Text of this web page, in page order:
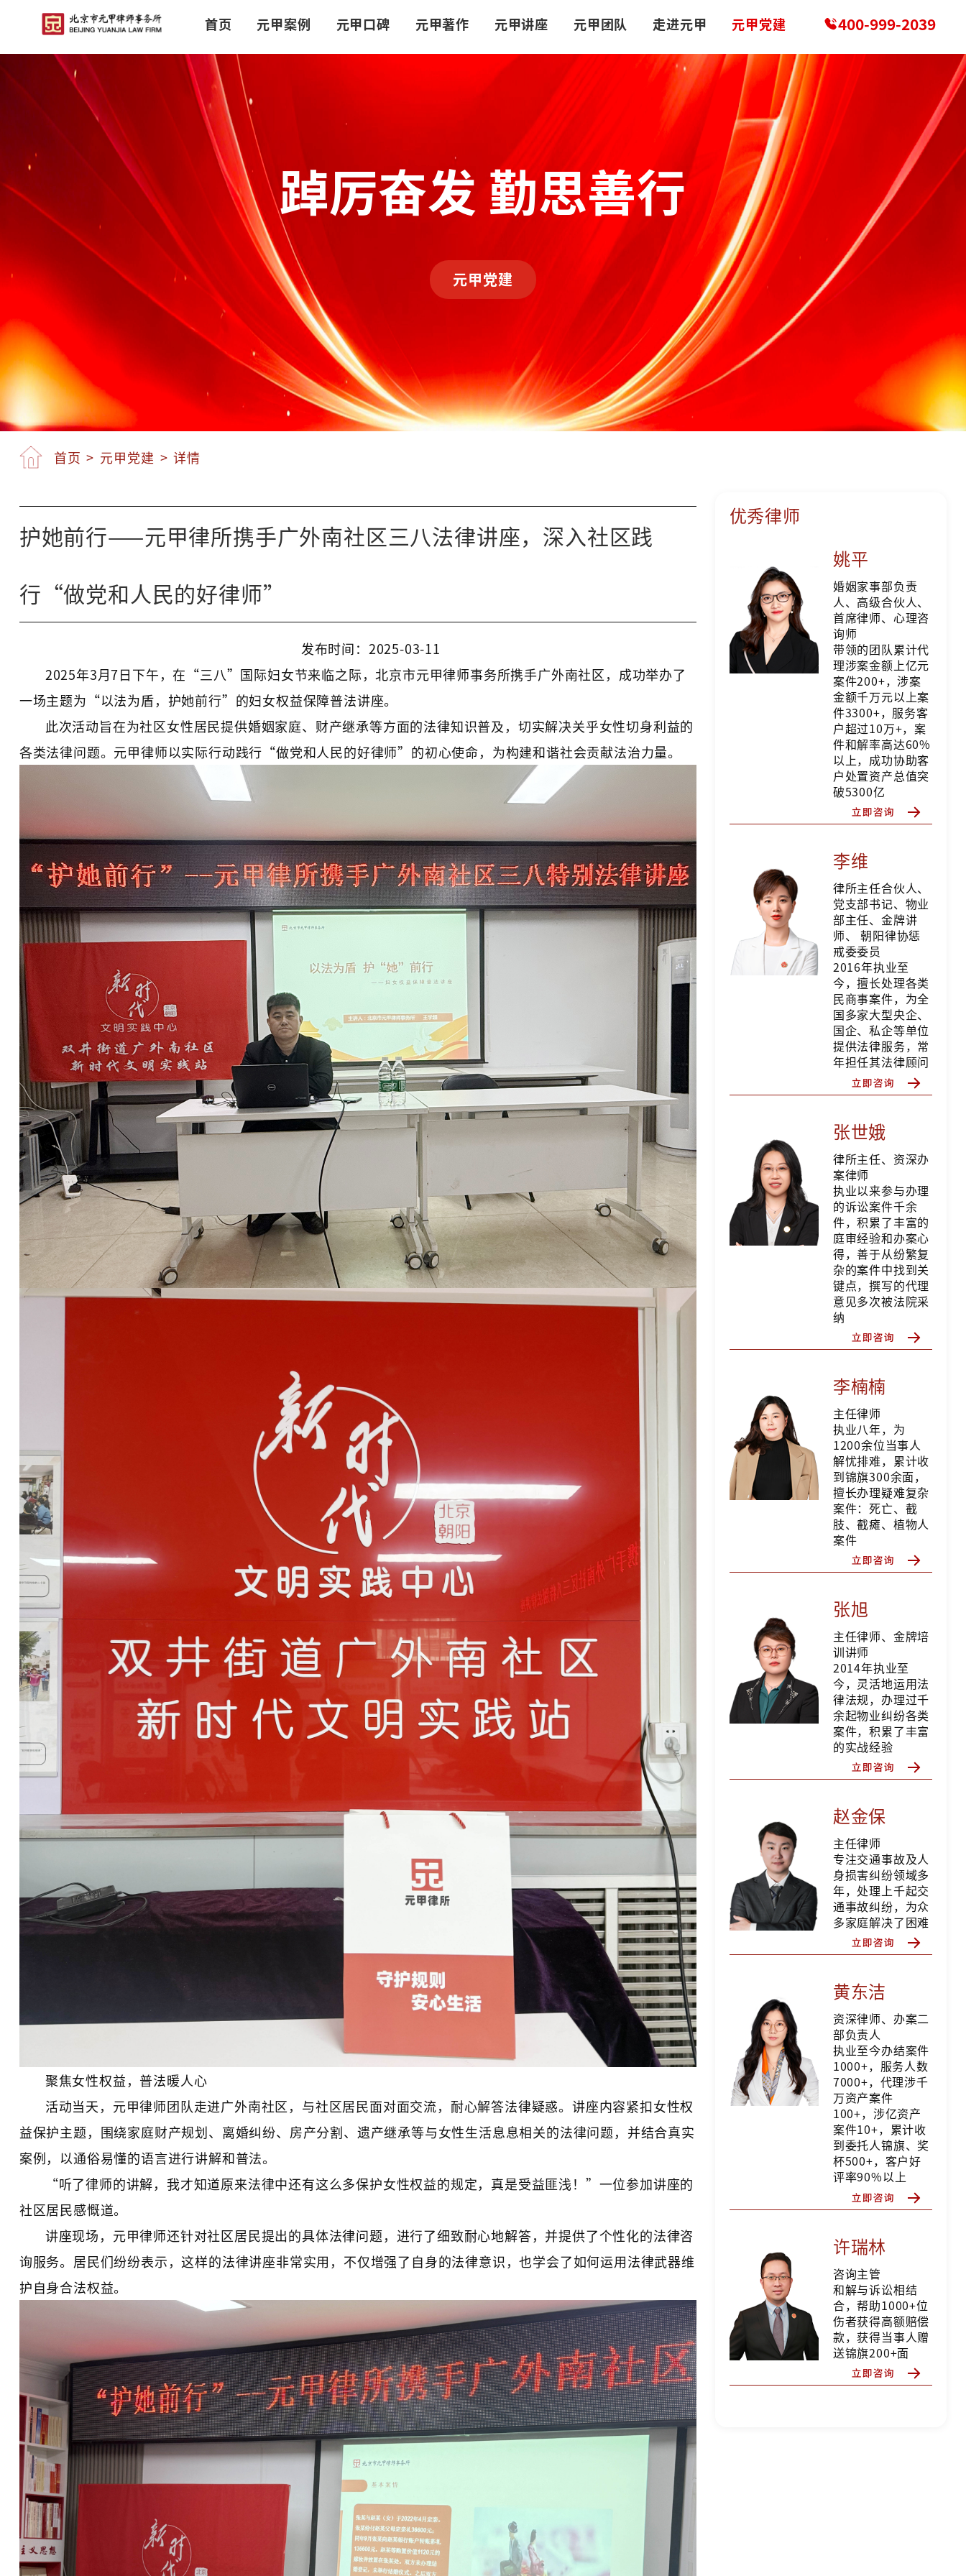
首页 元甲案例 元甲口碑 元甲著作 元甲讲座 元甲团队 走进元甲 元甲党建 400-999-2039
踔厉奋发 勤思善行
元甲党建
首页 > 元甲党建 > 详情
护她前行——元甲律所携手广外南社区三八法律讲座，深入社区践
行“做党和人民的好律师”
发布时间：2025-03-11
2025年3月7日下午，在“三八”国际妇女节来临之际，北京市元甲律师事务所携手广外南社区，成功举办了
一场主题为“以法为盾，护她前行”的妇女权益保障普法讲座。
此次活动旨在为社区女性居民提供婚姻家庭、财产继承等方面的法律知识普及，切实解决关乎女性切身利益的
各类法律问题。元甲律师以实际行动践行“做党和人民的好律师”的初心使命，为构建和谐社会贡献法治力量。
聚焦女性权益，普法暖人心
活动当天，元甲律师团队走进广外南社区，与社区居民面对面交流，耐心解答法律疑惑。讲座内容紧扣女性权
益保护主题，围绕家庭财产规划、离婚纠纷、房产分割、遗产继承等与女性生活息息相关的法律问题，并结合真实
案例，以通俗易懂的语言进行讲解和普法。
“听了律师的讲解，我才知道原来法律中还有这么多保护女性权益的规定，真是受益匪浅！”一位参加讲座的
社区居民感慨道。
讲座现场，元甲律师还针对社区居民提出的具体法律问题，进行了细致耐心地解答，并提供了个性化的法律咨
询服务。居民们纷纷表示，这样的法律讲座非常实用，不仅增强了自身的法律意识，也学会了如何运用法律武器维
护自身合法权益。
优秀律师
姚平
婚姻家事部负责
人、高级合伙人、
首席律师、心理咨
询师
带领的团队累计代
理涉案金额上亿元
案件200+，涉案
金额千万元以上案
件3300+，服务客
户超过10万+，案
件和解率高达60%
以上，成功协助客
户处置资产总值突
破5300亿
李维
律所主任合伙人、
党支部书记、物业
部主任、金牌讲
师、 朝阳律协惩
戒委委员
2016年执业至
今，擅长处理各类
民商事案件，为全
国多家大型央企、
国企、私企等单位
提供法律服务，常
年担任其法律顾问
张世娥
律所主任、资深办
案律师
执业以来参与办理
的诉讼案件千余
件，积累了丰富的
庭审经验和办案心
得，善于从纷繁复
杂的案件中找到关
键点，撰写的代理
意见多次被法院采
纳
李楠楠
主任律师
执业八年，为
1200余位当事人
解忧排难，累计收
到锦旗300余面，
擅长办理疑难复杂
案件：死亡、截
肢、截瘫、植物人
案件
张旭
主任律师、金牌培
训讲师
2014年执业至
今，灵活地运用法
律法规，办理过千
余起物业纠纷各类
案件，积累了丰富
的实战经验
赵金保
主任律师
专注交通事故及人
身损害纠纷领域多
年，处理上千起交
通事故纠纷，为众
多家庭解决了困难
黄东洁
资深律师、办案二
部负责人
执业至今办结案件
1000+，服务人数
7000+，代理涉千
万资产案件
100+，涉亿资产
案件10+，累计收
到委托人锦旗、奖
杯500+，客户好
评率90%以上
许瑞林
咨询主管
和解与诉讼相结
合，帮助1000+位
伤者获得高额赔偿
款，获得当事人赠
送锦旗200+面